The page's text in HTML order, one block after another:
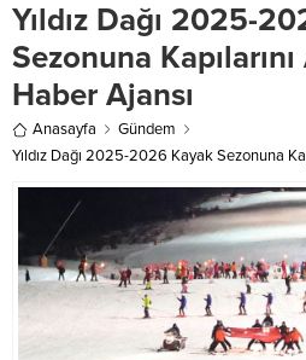
Yıldız Dağı 2025-
Sezonuna
Haber Ajansı
Anasayfa
Gündem
Yıldız Dağı 2025-2026 Kayak Sezonuna